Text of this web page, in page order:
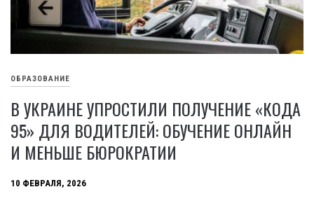
ОБРАЗОВАНИЕ
В УКРАИНЕ УПРОСТИЛИ ПОЛУЧЕНИЕ «КОДА
95» ДЛЯ ВОДИТЕЛЕЙ: ОБУЧЕНИЕ ОНЛАЙН
И МЕНЬШЕ БЮРОКРАТИИ
10 ФЕВРАЛЯ, 2026